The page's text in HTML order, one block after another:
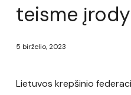
teisme
5 birželio, 2023
Lietuvos krepšinio